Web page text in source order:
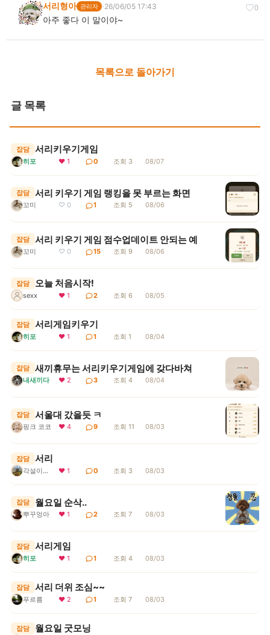
♡0
서리형아 관리자 ·26/06/05 17:43
아주 좋다 이 말이야~
목록으로 돌아가기
글 목록
잡담 서리키우기게임
히포 ❤ 1 0 조회 3 08/07
잡담 서리 키우기 게임 랭킹을 못 부르는 화면
꼬미 ♡ 0 1 조회 5 08/06
잡담 서리 키우기 게임 점수업데이트 안되는 예
꼬미 ♡ 0 15 조회 9 08/06
잡담 오늘 처음시작!
sexx ❤ 1 2 조회 6 08/05
잡담 서리게임키우기
히포 ❤ 1 1 조회 1 08/04
잡담 새끼휴무는 서리키우기게임에 갖다바쳐
내새끼다 ❤ 2 3 조회 4 08/04
잡담 서울대 갔을듯 ㅋ
핑크 코코 ❤ 4 9 조회 11 08/03
잡담 서리
각설이지요 ❤ 1 0 조회 3 08/03
잡담 월요일 순삭..
뿌꾸엉아 ❤ 1 2 조회 7 08/03
잡담 서리게임
히포 ❤ 1 1 조회 4 08/03
잡담 서리 더위 조심~~
푸르름 ❤ 2 1 조회 7 08/03
잡담 월요일 굿모닝